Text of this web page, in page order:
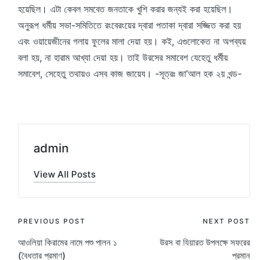
হয়েছিল। এটা কেবল সমবেত জনতাকে খুশি করার জন্যই করা হয়েছিল।
অনুরূপ ধর্মীয় সভা-সমিতিতে রংবেরংয়ের দ্বারা পতাকা দ্বারা সজ্জিত করা হয়
এবং ওয়ায়েজীনের গলায় ফুলের মালা দেয়া হয়। কই, এগুলোকেত না অপব্যয়
বলা হয়, না হারাম আখ্যা দেয়া হয়। তাই উরসের সমাবেশ যেহেতু ধর্মীয়
সমাবেশ, সেহেতু তথায়ও এসব কাজ জায়েয। -সূত্রঃ জা’আল হক ২য় খন্ড-
admin
View All Posts
Post
navigation
PREVIOUS POST
আওলিয়া কিরামের নামে পশু পালন ১
(বৈধতার প্রমাণ)
NEXT POST
উরস বা যিয়ারত উপলক্ষে সফরের
প্রমান